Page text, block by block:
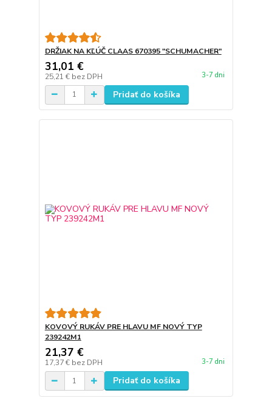
DRŽIAK NA KĽÚČ CLAAS 670395 "SCHUMACHER"
31,01 €
25,21 € bez DPH 3-7 dni
Pridať do košíka
KOVOVÝ RUKÁV PRE HLAVU MF NOVÝ TYP
239242M1
21,37 €
17,37 € bez DPH 3-7 dni
Pridať do košíka